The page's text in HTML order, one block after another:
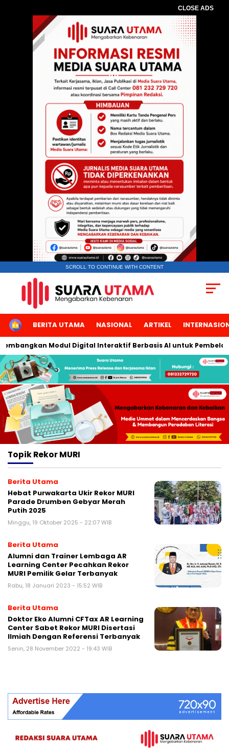
CLOSE ADS
SCROLL TO CONTINUE WITH CONTENT
HOMEBERITA UTAMA NASIONAL ARTIKEL
Modul Digital Interaktif Berbasis AI untuk
TopikRekor MURI
Berita Utama
Hebat Purwakarta Ukir Rekor MURI
Parade Drumben Gebyar Merah
Putih 2025
Minggu, 19 Oktober 2025 - 22:07 WIB
Berita Utama
Alumni dan Trainer Lembaga AR
Learning Center Pecahkan Rekor
MURI Pemilik Gelar Terbanyak
Rabu, 18 Januari 2023 - 15:52 WIB
Berita Utama
Doktor Eko Alumni CFTax AR Learning
Center Sabet Rekor MURI Disertasi
Ilmiah Dengan Referensi Terbanyak
Senin, 28 November 2022 - 19:43 WIB